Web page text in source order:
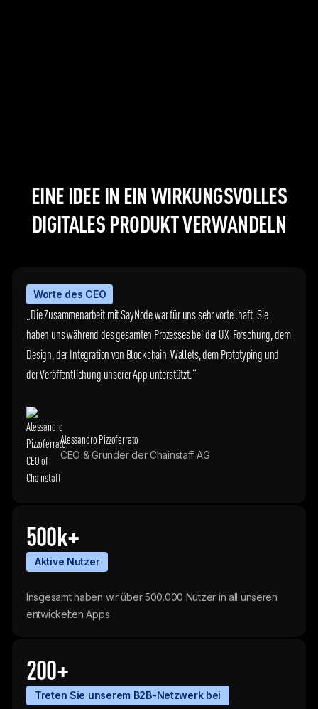
EINE IDEE IN EIN WIRKUNGSVOLLES
DIGITALES PRODUKT VERWANDELN
Worte des CEO
„Die Zusammenarbeit mit SayNode war für uns sehr vorteilhaft. Sie
haben uns während des gesamten Prozesses bei der UX-Forschung, dem
Design, der Integration von Blockchain-Wallets, dem Prototyping und
der Veröffentlichung unserer App unterstützt.“
Alessandro Pizzoferrato
CEO & Gründer der Chainstaff AG
500k+
Aktive Nutzer
Insgesamt haben wir über 500.000 Nutzer in all unseren
entwickelten Apps
200+
Treten Sie unserem B2B-Netzwerk bei